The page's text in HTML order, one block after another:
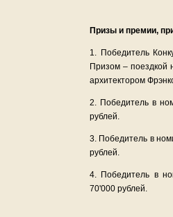
Призы и премии,
1. Победитель
Призом – поездкой
архитектором
2. Победитель в
рублей.
3. Победитель в
рублей.
4. Победитель в
70'000 рублей.